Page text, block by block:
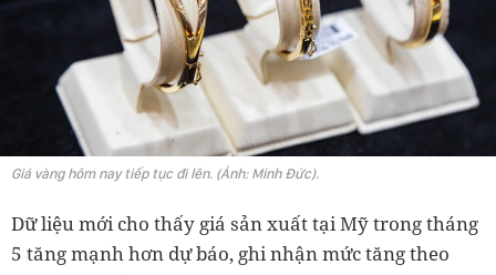
Giá vàng hôm nay tiếp tục đi lên. (Ảnh: Minh Đức).
Dữ liệu mới cho thấy giá sản xuất tại Mỹ trong tháng
5 tăng mạnh hơn dự báo, ghi nhận mức tăng theo